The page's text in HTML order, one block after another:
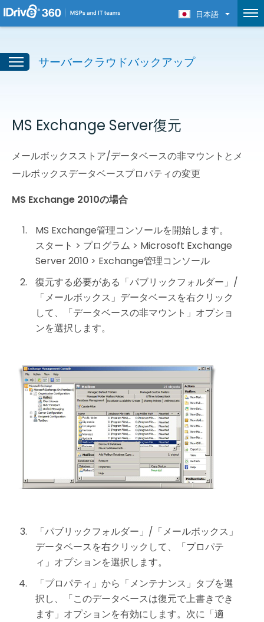
日本語
サーバークラウドバックアップ
MS Exchange Server復元
メールボックスストア/データベースの非マウントとメ
ールボックスデータベースプロパティの変更
MS Exchange 2010の場合
MS Exchange管理コンソールを開始します。
スタート > プログラム > Microsoft Exchange
Server 2010 > Exchange管理コンソール
復元する必要がある「パブリックフォルダー」/
「メールボックス」データベースを右クリック
して、「データベースの非マウント」オプショ
ンを選択します。
「パブリックフォルダー」/「メールボックス」
データベースを右クリックして、「プロパテ
ィ」オプションを選択します。
「プロパティ」から「メンテナンス」タブを選
択し、「このデータベースは復元で上書きでき
ます」オプションを有効にします。次に「適